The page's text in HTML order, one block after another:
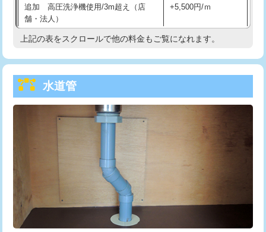
給水管工事※（塩ビ管（VP・HI）使
用/3ｍまで)
33,000円
給水管工事※（塩ビ管（VP・HI）使
+8,800円
給水管工事※（ライニング鋼管・銅
管・ポリ管・HT管使用/3ｍまで)
給水管工事※（ライニング鋼管・銅
管・ポリ管・HT管使用/3ｍ超え)
排水管工事（土の掘削・埋め戻し作
11,000円~
排水管工事（排水管工事/3ｍまで） 55,000円
排水管工事（追加 排水管工事/3ｍ超
追加 高圧洗浄機使用/3m超え（店
舗・法人）
+5,500円/ｍ
高度高圧洗浄換 現地調査
トーラー機使用/3mまで
追加トーラー機使用/3m超え
33,000円
8,800円
止水・漏水調査・防水処理・清掃・修
理・調整・分解・加工など（軽作業）
11,000円
止水・漏水調査・防水処理・清掃・修
上記の表をスクロールで他の料金もご覧になれます。
水道管